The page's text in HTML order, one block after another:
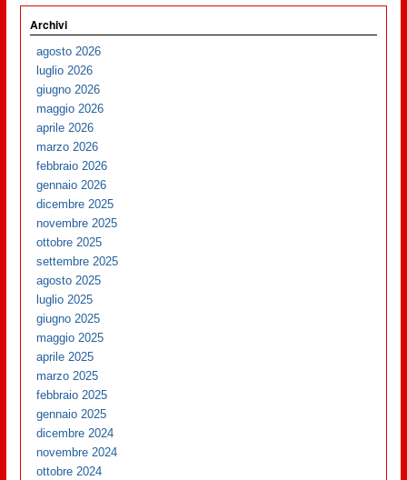
Archivi
agosto 2026
luglio 2026
giugno 2026
maggio 2026
aprile 2026
marzo 2026
febbraio 2026
gennaio 2026
dicembre 2025
novembre 2025
ottobre 2025
settembre 2025
agosto 2025
luglio 2025
giugno 2025
maggio 2025
aprile 2025
marzo 2025
febbraio 2025
gennaio 2025
dicembre 2024
novembre 2024
ottobre 2024